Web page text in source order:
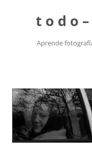
t o d o
Aprende